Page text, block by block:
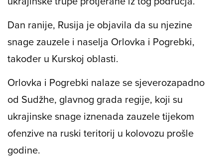
Dan ranije, Rusija je objavila da su njezine
snage zauzele i naselja Orlovka i Pogrebki,
također u Kurskoj oblasti.
Orlovka i Pogrebki nalaze se sjeverozapadno
od Sudžhe, glavnog grada regije, koji su
ukrajinske snage iznenada zauzele tijekom
ofenzive na ruski teritorij u kolovozu prošle
godine.